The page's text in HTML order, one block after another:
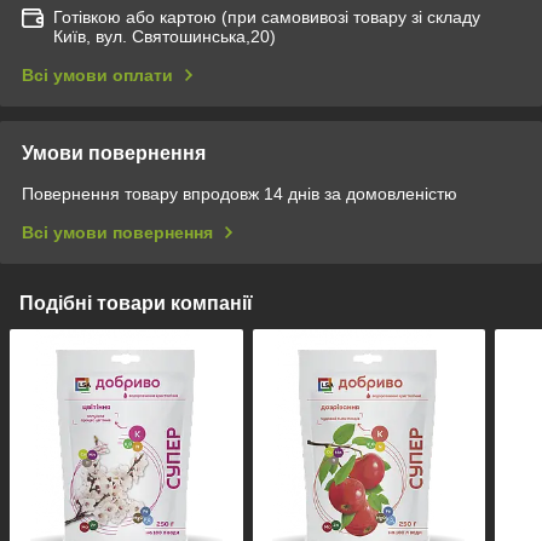
Готівкою або картою (при самовивозі товару зі складу
Київ, вул. Святошинська,20)
Всі умови оплати
Умови повернення
Повернення товару впродовж 14 днів за домовленістю
Всі умови повернення
Подібні товари компанії